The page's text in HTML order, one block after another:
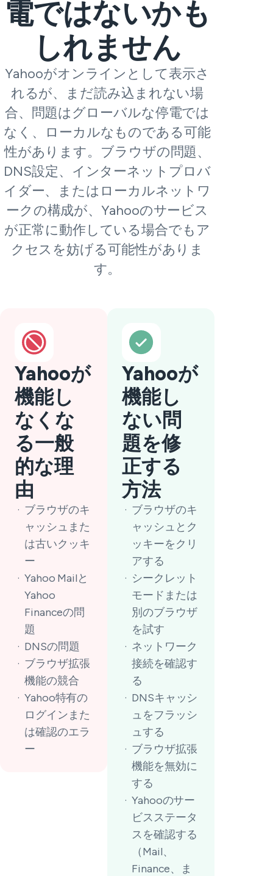
電ではないかも
しれません
Yahooがオンラインとして表示さ
れるが、まだ読み込まれない場
合、問題はグローバルな停電では
なく、ローカルなものである可能
性があります。ブラウザの問題、
DNS設定、インターネットプロバ
イダー、またはローカルネットワ
ークの構成が、Yahooのサービス
が正常に動作している場合でもア
クセスを妨げる可能性がありま
す。
Yahooが
機能し
なくな
る一般
的な理
由
ブラウザのキ
ャッシュまた
は古いクッキ
ー
Yahoo Mailと
Yahoo
Financeの問
題
DNSの問題
ブラウザ拡張
機能の競合
Yahoo特有の
ログインまた
は確認のエラ
ー
Yahooが
機能し
ない問
題を修
正する
方法
ブラウザのキ
ャッシュとク
ッキーをクリ
アする
シークレット
モードまたは
別のブラウザ
を試す
ネットワーク
接続を確認す
る
DNSキャッシ
ュをフラッシ
ュする
ブラウザ拡張
機能を無効に
する
Yahooのサー
ビスステータ
スを確認する
（Mail、
Finance、ま